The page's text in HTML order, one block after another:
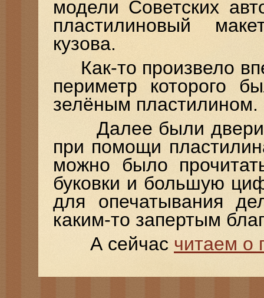
модели Советских
пластилиновый
кузова.
Как-то произвело
периметр которого
зелёным пластилином.
Далее были двери
при помощи
можно было
буковки и большую
для опечатывания
каким-то запертым
А сейчас читаем о